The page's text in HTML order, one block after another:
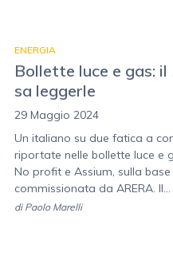
ENERGIA
Bollette luce e gas:
sa leggerle
29 Maggio 2024
Un italiano su due fatica a
riportate nelle bollette luce e
No profit e Assium, sulla
commissionata da ARERA. Il...
di Paolo Marelli